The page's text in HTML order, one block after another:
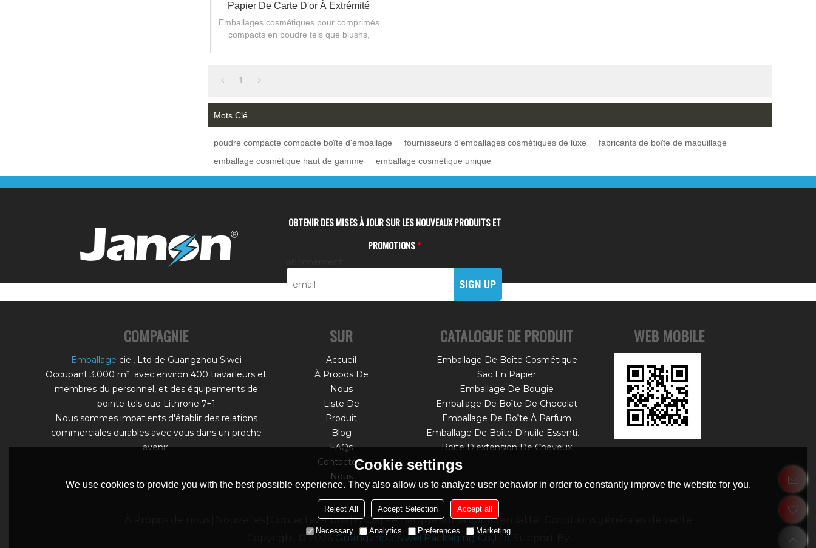
Papier De Carte D'or À Extrémité
Élevé Compacte La Boîte
D'emballage Avec Le Vernis De Perle
Emballages cosmétiques pour comprimés
compacts en poudre tels que blushs,
1
Mots Clé
poudre compacte compacte boîte d'emballage fournisseurs d'emballages cosmétiques de luxe
fabricants de boîte de maquillage
emballage cosmétique haut de gamme
emballage cosmétique unique
OBTENIR DES MISES À JOUR SUR LES NOUVEAUX PRODUITS ET
PROMOTIONS*
COMPAGNIE
Emballage cie., Ltd de Guangzhou Siwei
Occupant 3.000 m². avec environ 400 travailleurs et
membres du personnel, et des équipements de
pointe tels que Lithrone 7+1
Nous sommes impatients d'établir des relations
commerciales durables avec vous dans un proche
avenir.
SUR
Accueil
À Propos De
Nous
Liste De
Produit
Blog
FAQs
Contactez-
Nous
CATALOGUE DE PRODUIT
Emballage De Boîte Cosmétique
Sac En Papier
Emballage De Bougie
Emballage De Boîte De Chocolat
Emballage De Boîte À Parfum
Emballage De Boîte D'huile Essentielle
Boîte D'extension De Cheveux
WEB MOBILE
Contactez-nous FAQs Remarque sur la confidentialité
Copyright © 2026 Guangzhou Siwei Packaging Co.,LtdSupport By
Cookie settings
We use cookies to provide you with the best possible experience. They also allow us to analyze user behavior in order to constantly improve the website for you.
Reject All Accept Selection Accept all
Necessary Analytics Preferences Marketing